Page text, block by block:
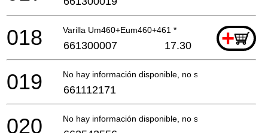
Varilla Um460+Eum460+461 * +
018 661300007 17.30
No hay información disponible, no se puede pedir
019 661112171
No hay información disponible, no se puede pedir
020